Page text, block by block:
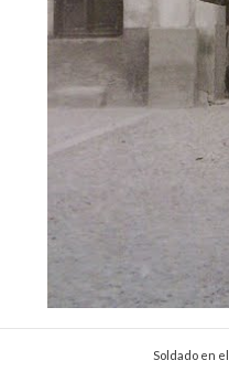
Soldado en